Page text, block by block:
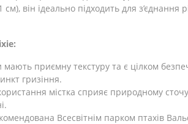
він ідеально підходить для з’єднання
приємну текстуру та є цілком
гризіння.
містка сприяє природному
Всесвітнім парком птахів